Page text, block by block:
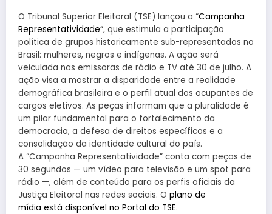
O Tribunal Superior Eleitoral (TSE) lançou a “Campanha
Representatividade“, que estimula a participação
política de grupos historicamente sub-representados no
Brasil: mulheres, negros e indígenas. A ação será
veiculada nas emissoras de rádio e TV até 30 de julho. A
ação visa a mostrar a disparidade entre a realidade
demográfica brasileira e o perfil atual dos ocupantes de
cargos eletivos. As peças informam que a pluralidade é
um pilar fundamental para o fortalecimento da
democracia, a defesa de direitos específicos e a
consolidação da identidade cultural do país.
A “Campanha Representatividade” conta com peças de
30 segundos — um vídeo para televisão e um spot para
rádio —, além de conteúdo para os perfis oficiais da
Justiça Eleitoral nas redes sociais. O plano de
mídia está disponível no Portal do TSE.